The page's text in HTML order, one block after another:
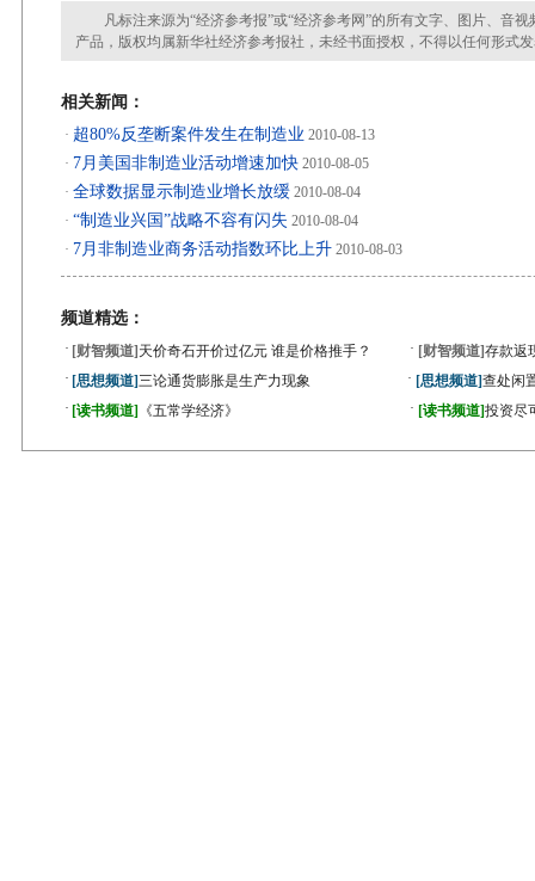
凡标注来源为“经济参考报”或“经济参考网”的所有文字、图片、音视
产品，版权均属新华社经济参考报社，未经书面授权，不得以任何形式
相关新闻：
· 超80%反垄断案件发生在制造业 2010-08-13
· 7月美国非制造业活动增速加快 2010-08-05
· 全球数据显示制造业增长放缓 2010-08-04
· “制造业兴国”战略不容有闪失 2010-08-04
· 7月非制造业商务活动指数环比上升 2010-08-03
频道精选：
· [财智频道] 天价奇石开价过亿元 谁是价格推手？ · [财智频道]存款返
· [思想频道]三论通货膨胀是生产力现象 · [思想频道]查处闲
· [读书频道] 《五常学经济》 · [读书频道]投资尽